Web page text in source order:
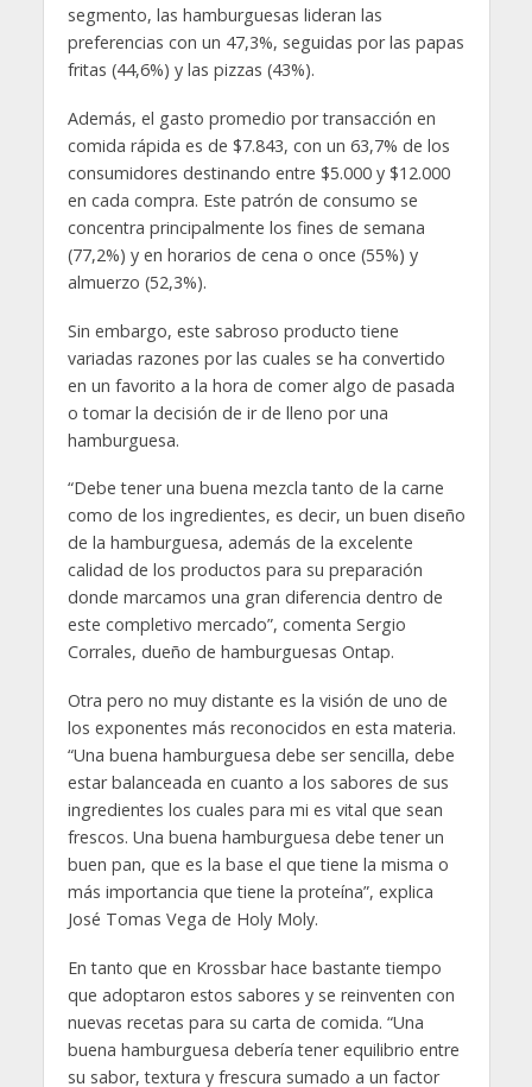
segmento, las hamburguesas lideran las
preferencias con un 47,3%, seguidas por las papas
fritas (44,6%) y las pizzas (43%).
Además, el gasto promedio por transacción en
comida rápida es de $7.843, con un 63,7% de los
consumidores destinando entre $5.000 y $12.000
en cada compra. Este patrón de consumo se
concentra principalmente los fines de semana
(77,2%) y en horarios de cena o once (55%) y
almuerzo (52,3%).
Sin embargo, este sabroso producto tiene
variadas razones por las cuales se ha convertido
en un favorito a la hora de comer algo de pasada
o tomar la decisión de ir de lleno por una
hamburguesa.
“Debe tener una buena mezcla tanto de la carne
como de los ingredientes, es decir, un buen diseño
de la hamburguesa, además de la excelente
calidad de los productos para su preparación
donde marcamos una gran diferencia dentro de
este completivo mercado”, comenta Sergio
Corrales, dueño de hamburguesas Ontap.
Otra pero no muy distante es la visión de uno de
los exponentes más reconocidos en esta materia.
“Una buena hamburguesa debe ser sencilla, debe
estar balanceada en cuanto a los sabores de sus
ingredientes los cuales para mi es vital que sean
frescos. Una buena hamburguesa debe tener un
buen pan, que es la base el que tiene la misma o
más importancia que tiene la proteína”, explica
José Tomas Vega de Holy Moly.
En tanto que en Krossbar hace bastante tiempo
que adoptaron estos sabores y se reinventen con
nuevas recetas para su carta de comida. “Una
buena hamburguesa debería tener equilibrio entre
su sabor, textura y frescura sumado a un factor